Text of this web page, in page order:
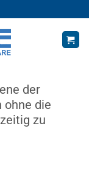
der
ohne die
zu